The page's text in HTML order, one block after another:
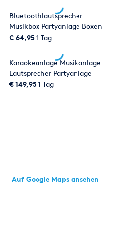
Bluetoothlautsprecher
Musikbox Partyanlage Boxen
Size "M"
€ 64,951 Tag
Karaokeanlage Musikanlage
Lautsprecher Partyanlage
Mischpult Mikrofon Beamer
€ 149,951 Tag
Auf Google Maps ansehen